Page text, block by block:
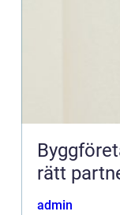
Byggföretag
rätt
admin